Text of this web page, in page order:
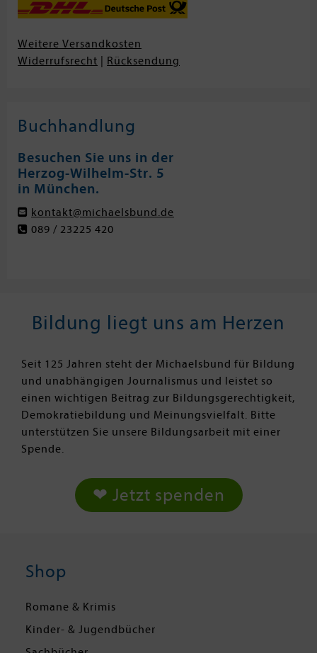
Weitere Versandkosten
Widerrufsrecht
Rücksendung
Buchhandlung
Besuchen Sie uns in der
Herzog-Wilhelm-Str. 5
in München.
kontakt@michaelsbund.de
089 / 23225 420
Bildung liegt uns am Herzen
Seit 125 Jahren steht der Michaelsbund für Bildung
und unabhängigen Journalismus und leistet so
einen wichtigen Beitrag zur Bildungsgerechtigkeit,
Demokratiebildung und Meinungsvielfalt. Bitte
unterstützen Sie unsere Bildungsarbeit mit einer
Spende.
❤ Jetzt spenden
Shop
Romane & Krimis
Kinder- & Jugendbücher